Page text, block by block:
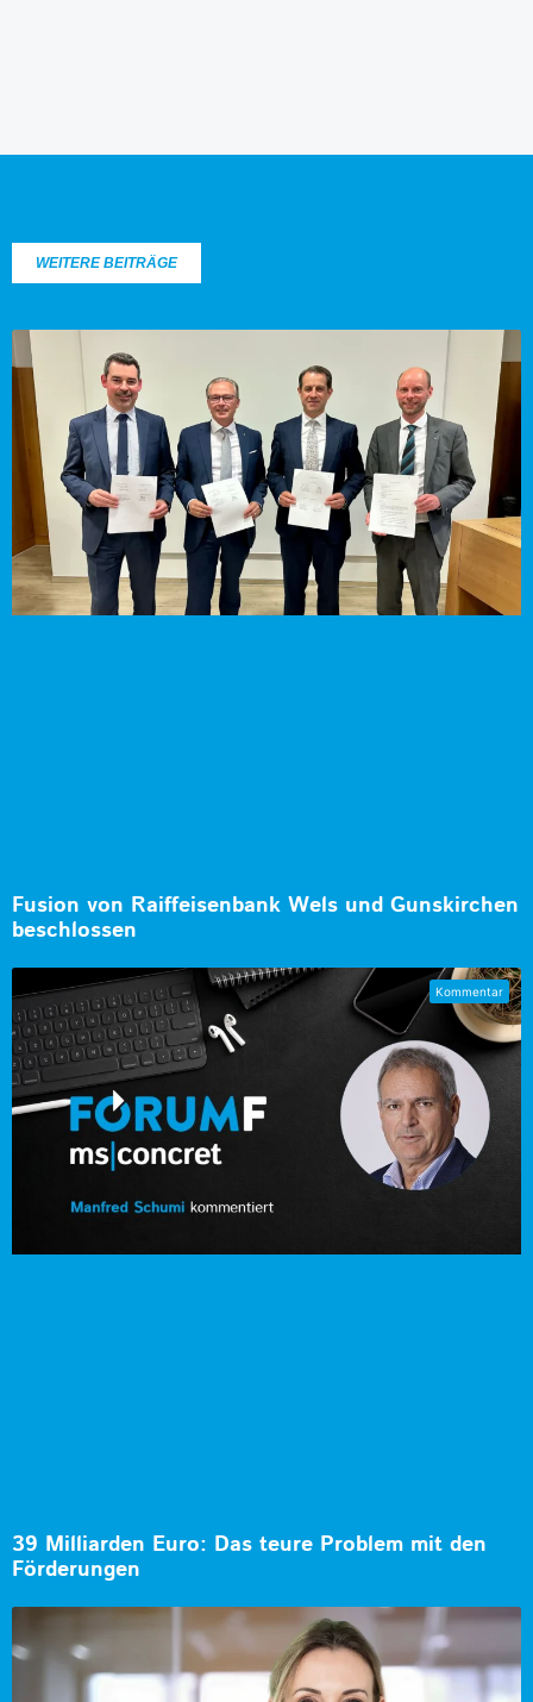
WEITERE BEITRÄGE
Fusion von Raiffeisenbank Wels und Gunskirchen
beschlossen
39 Milliarden Euro: Das teure Problem mit den
Förderungen